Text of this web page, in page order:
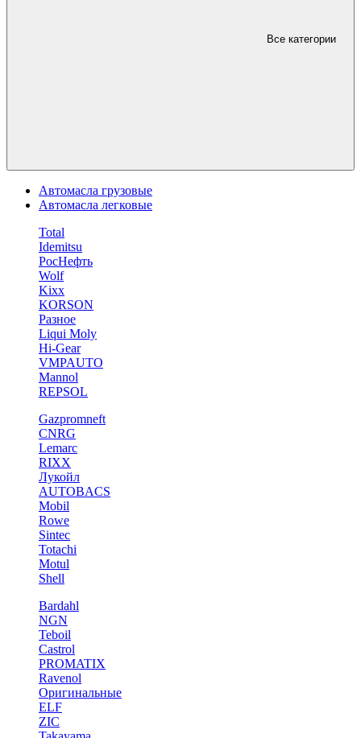
Все категории
Автомасла грузовые
Автомасла легковые
Total
Idemitsu
РосНефть
Wolf
Kixx
KORSON
Разное
Liqui Moly
Hi-Gear
VMPAUTO
Mannol
REPSOL
Gazpromneft
CNRG
Lemarc
RIXX
Лукойл
AUTOBACS
Mobil
Rowe
Sintec
Totachi
Motul
Shell
Bardahl
NGN
Teboil
Castrol
PROMATIX
Ravenol
Оригинальные
ELF
ZIC